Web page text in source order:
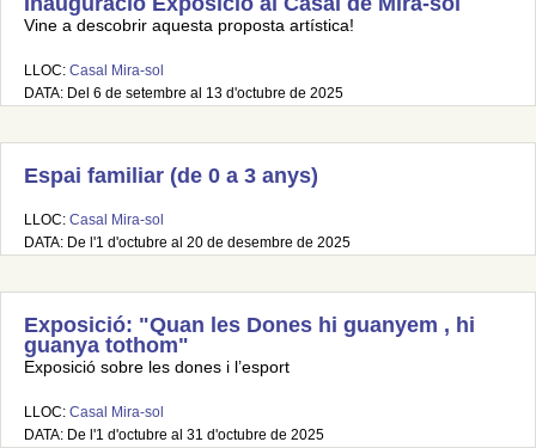
Vine a descobrir aquesta proposta artística!
LLOC: Casal Mira-sol
DATA: Del 6 de setembre al 13 d'octubre de 2025
Espai familiar (de 0 a 3 anys)
LLOC: Casal Mira-sol
DATA: De l'1 d'octubre al 20 de desembre de 2025
Exposició: "Quan les Dones hi guanyem , hi
guanya tothom"
Exposició sobre les dones i l’esport
LLOC: Casal Mira-sol
DATA: De l'1 d'octubre al 31 d'octubre de 2025